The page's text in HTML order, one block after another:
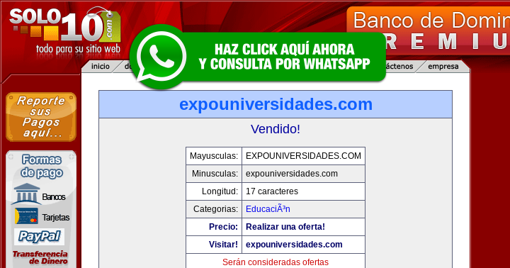
expouniversidades.com
Vendido!
Mayusculas:
EXPOUNIVERSIDADES.COM
Minusculas:
expouniversidades.com
Longitud:
17 caracteres
Categorias:
EducaciÃ³n
Precio:
Realizar una oferta!
Visitar!
expouniversidades.com
Serán consideradas ofertas